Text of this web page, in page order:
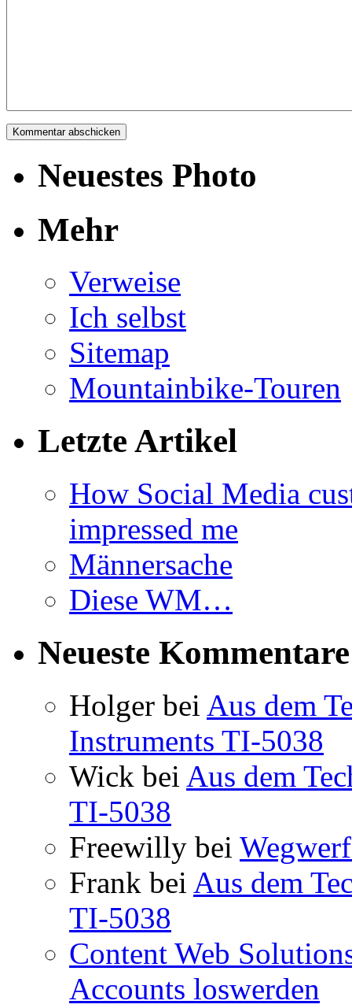
Neuestes Photo
Mehr
Verweise
Ich selbst
Sitemap
Mountainbike-Touren
Letzte Artikel
How Social Media
impressed me
Männersache
Diese WM…
Neueste Kommentare
Holger bei Aus dem
Instruments TI-5038
Wick bei Aus dem
TI-5038
Freewilly bei
Frank bei Aus dem
TI-5038
Content Web
Accounts loswerden